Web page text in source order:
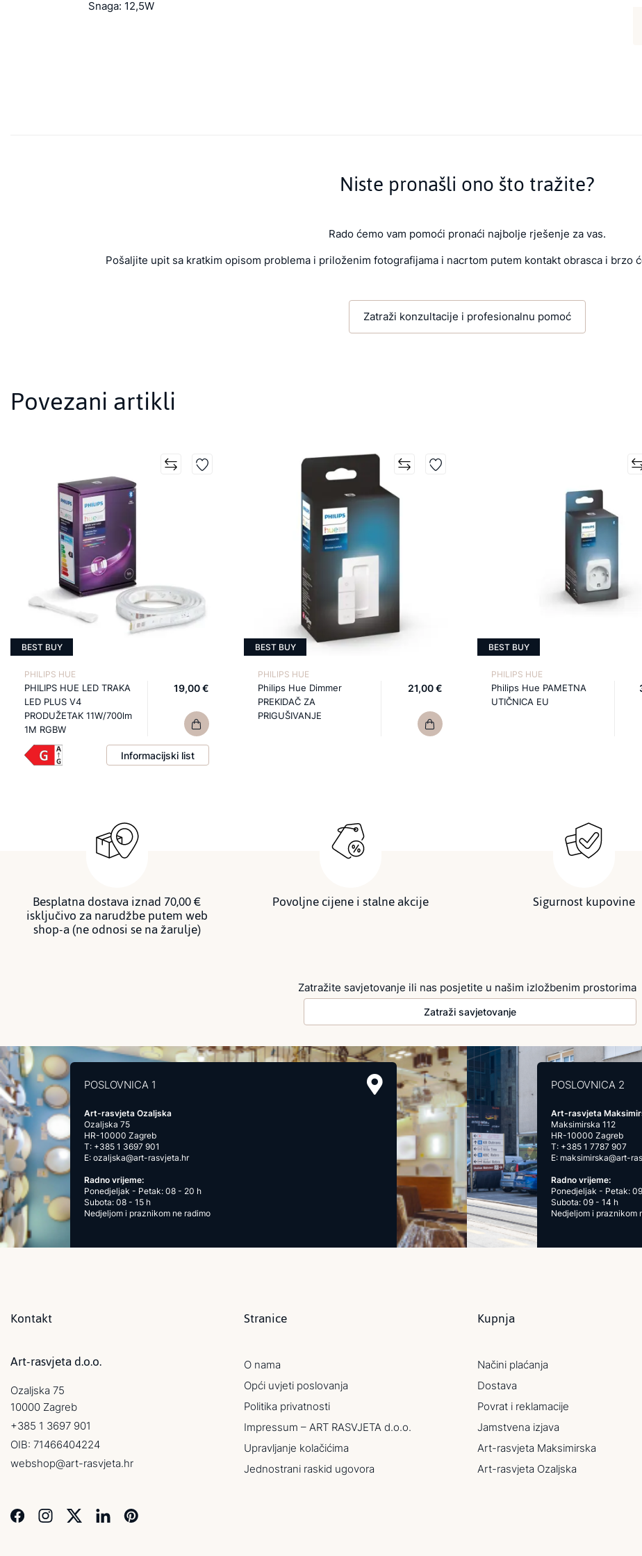
Snaga: 12,5W
Niste pronašli ono što tražite?
Rado ćemo vam pomoći pronaći najbolje rješenje za vas.
Pošaljite upit sa kratkim opisom problema i priloženim fotografijama i nacrtom putem kontakt obrasca i brzo
Zatraži konzultacije i profesionalnu pomoć
Povezani artikli
BEST BUY
PHILIPS HUE
PHILIPS HUE LED TRAKA
LED PLUS V4
PRODUŽETAK 11W/700lm
1M RGBW
19,00 €
Informacijski list
BEST BUY
PHILIPS HUE
Philips Hue Dimmer
PREKIDAČ ZA
PRIGUŠIVANJE
21,00 €
BEST BUY
PHILIPS HUE
Philips Hue PAMETNA
UTIČNICA EU
Besplatna dostava iznad 70,00 €
isključivo za narudžbe putem web
shop-a (ne odnosi se na žarulje)
Povoljne cijene i stalne akcije Sigurnost kupovine
Zatražite savjetovanje ili nas posjetite u našim izložbenim prostorima
Zatraži savjetovanje
POSLOVNICA 1
Art-rasvjeta Ozaljska
Ozaljska 75
HR-10000 Zagreb
T: +385 1 3697 901
E: ozaljska@art-rasvjeta.hr
Radno vrijeme:
Ponedjeljak - Petak: 08 - 20 h
Subota: 08 - 15 h
Nedjeljom i praznikom ne radimo
POSLOVNICA 2
Art-rasvjeta
Maksimirska 112
HR-10000 Zagreb
T: +385 1 7787 907
E: maksimirska@art-
Radno vrijeme:
Ponedjeljak - Petak:
Subota: 09 - 14 h
Nedjeljom i praznikom
Kontakt
Art-rasvjeta d.o.o.
Ozaljska 75
10000 Zagreb
+385 1 3697 901
OIB: 71466404224
webshop@art-rasvjeta.hr
Stranice
O nama
Opći uvjeti poslovanja
Politika privatnosti
Impressum – ART RASVJETA d.o.o.
Upravljanje kolačićima
Jednostrani raskid ugovora
Kupnja
Načini plaćanja
Dostava
Povrat i reklamacije
Jamstvena izjava
Art-rasvjeta Maksimirska
Art-rasvjeta Ozaljska